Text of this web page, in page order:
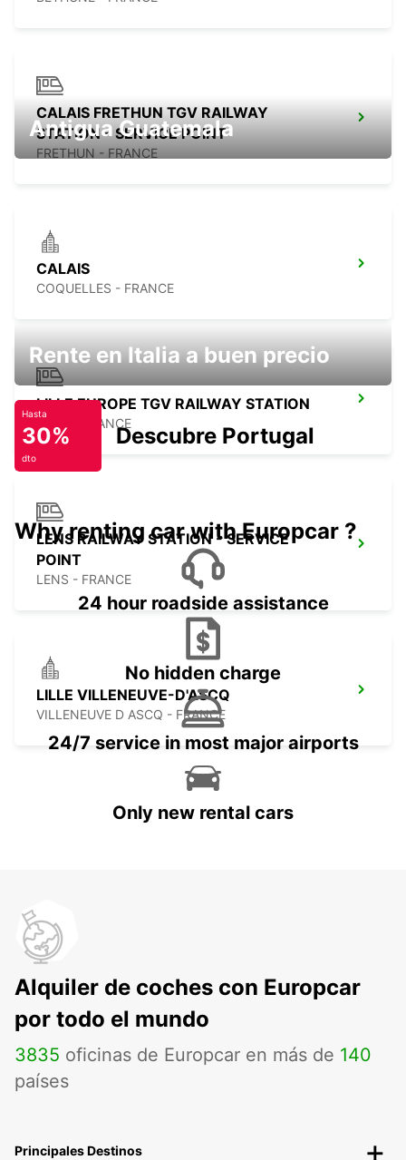
CALAIS FRETHUN TGV RAILWAY
STATION - SERVICE POINT
FRETHUN - FRANCE
CALAIS
COQUELLES - FRANCE
LILLE EUROPE TGV RAILWAY STATION
LILLE - FRANCE
LENS RAILWAY STATION - SERVICE
POINT
LENS - FRANCE
LILLE VILLENEUVE-D'ASCQ
VILLENEUVE D ASCQ - FRANCE
Antigua Guatemala
Rente en Italia a buen precio
Hasta
30%
dto
Descubre Portugal
Why renting car with Europcar ?
24 hour roadside assistance
No hidden charge
24/7 service in most major airports
Only new rental cars
Alquiler de coches con Europcar
por todo el mundo
3835 oficinas de Europcar en más de 140
países
Principales Destinos